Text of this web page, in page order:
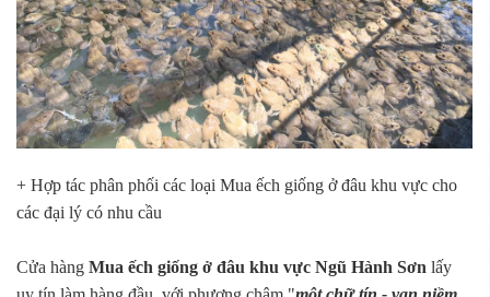
+ Hợp tác phân phối các loại Mua ếch giống ở đâu khu vực cho
các đại lý có nhu cầu
Cửa hàng Mua ếch giống ở đâu khu vực Ngũ Hành Sơn lấy